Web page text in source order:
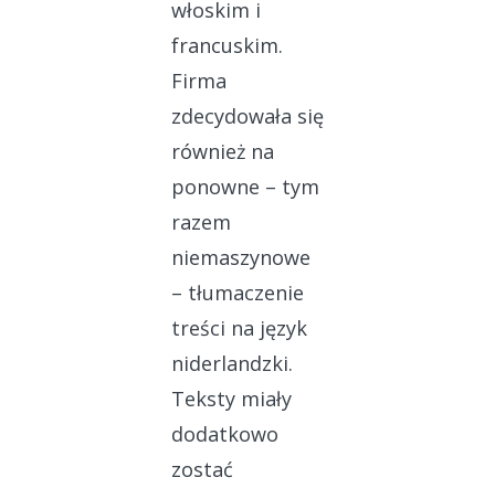
włoskim i
francuskim.
Firma
zdecydowała się
również na
ponowne – tym
razem
niemaszynowe
– tłumaczenie
treści na język
niderlandzki.
Teksty miały
dodatkowo
zostać